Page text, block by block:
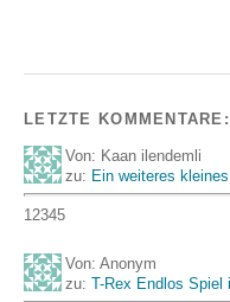
LETZTE KOMMENTARE:
Von: Kaan ilendemli
zu: Ein weiteres
12345
Von: Anonym
zu: T-Rex Endlos Spiel